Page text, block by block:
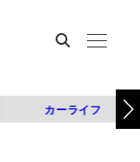
カーライフ